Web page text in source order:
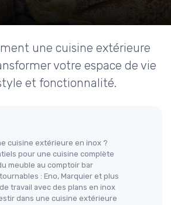
une cuisine extérieure
votre espace de vie
et fonctionnalité.
cuisine extérieure en inox ?
pour une cuisine complète
meuble au comptoir bar
: Eno, Marquier et plus
travail avec des plans en inox
dans une cuisine extérieure